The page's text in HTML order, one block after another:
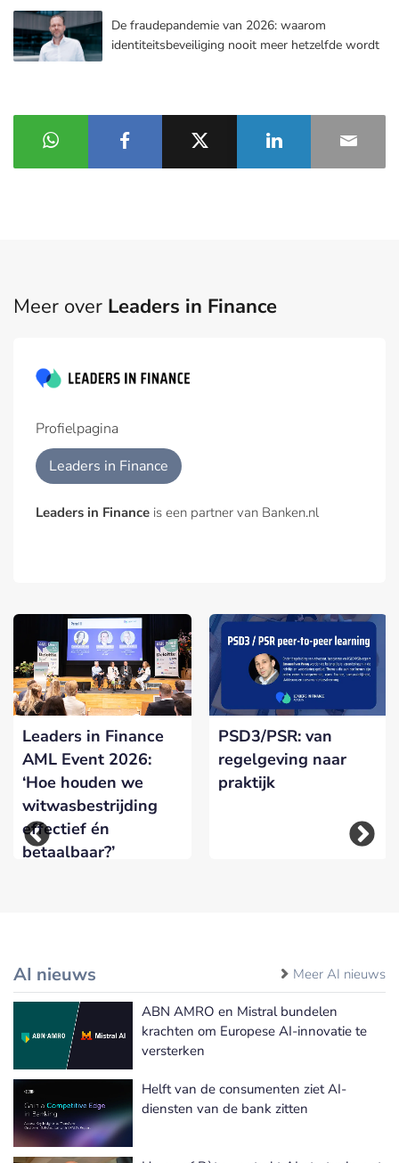
De fraudepandemie van 2026: waarom
identiteitsbeveiliging nooit meer hetzelfde wordt
Meer over Leaders in Finance
Profielpagina
Leaders in Finance
Leaders in Finance is een partner van Banken.nl
Leaders in Finance
AML Event 2026:
‘Hoe houden we
witwasbestrijding
effectief én
betaalbaar?’
PSD3/PSR: van
regelgeving naar
praktijk
AI nieuws Meer AI nieuws
ABN AMRO en Mistral bundelen
krachten om Europese AI-innovatie te
versterken
Helft van de consumenten ziet AI-
diensten van de bank zitten